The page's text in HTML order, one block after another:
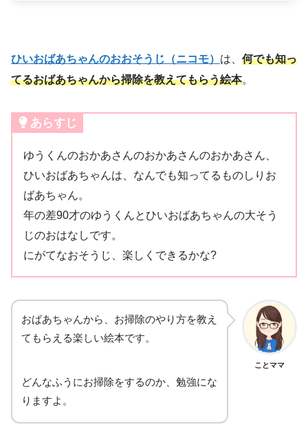
ひいおばあちゃんのおおそうじ（ニコモ） は、 何でも知っ
てるおばあちゃんから掃除を教えてもらう絵本。
あらすじ
ゆうくんのおかあさんのおかあさんのおかあさん、
ひいおばあちゃんは、なんでも知ってるものしりお
ばあちゃん。
年の差90才のゆうくんとひいおばあちゃんの大そう
じのおはなしです。
にがてなおそうじ、楽しくできるかな?
おばあちゃんから、お掃除のやり方を教え
てもらえる楽しい絵本です。
どんなふうにお掃除をするのか、勉強にな
りますよ。
ことママ